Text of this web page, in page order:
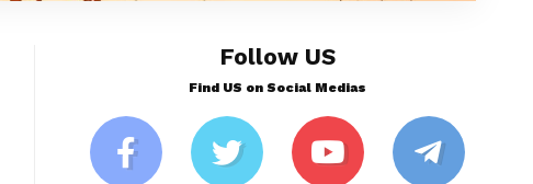
Follow US
Find US on Social Medias